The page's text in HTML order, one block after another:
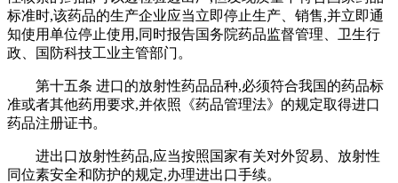
标准时,该药品的生产企业应当立即停止生产、销售,并立即通
知使用单位停止使用,同时报告国务院药品监督管理、卫生行
政、国防科技工业主管部门。
第十五条 进口的放射性药品品种,必须符合我国的药品标
准或者其他药用要求,并依照《药品管理法》的规定取得进口
药品注册证书。
进出口放射性药品,应当按照国家有关对外贸易、放射性
同位素安全和防护的规定,办理进出口手续。